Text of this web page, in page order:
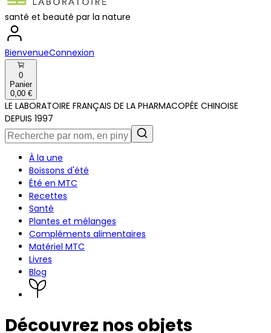
santé et beauté par la nature
BienvenueConnexion
0
Panier
0,00 €
LE LABORATOIRE FRANÇAIS DE LA PHARMACOPÉE CHINOISE
DEPUIS 1997
À la une
Boissons d'été
Été en MTC
Recettes
Santé
Plantes et mélanges
Compléments alimentaires
Matériel MTC
Livres
Blog
Découvrez nos objets